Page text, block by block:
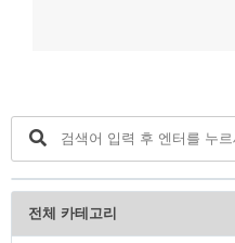
전체 카테고리